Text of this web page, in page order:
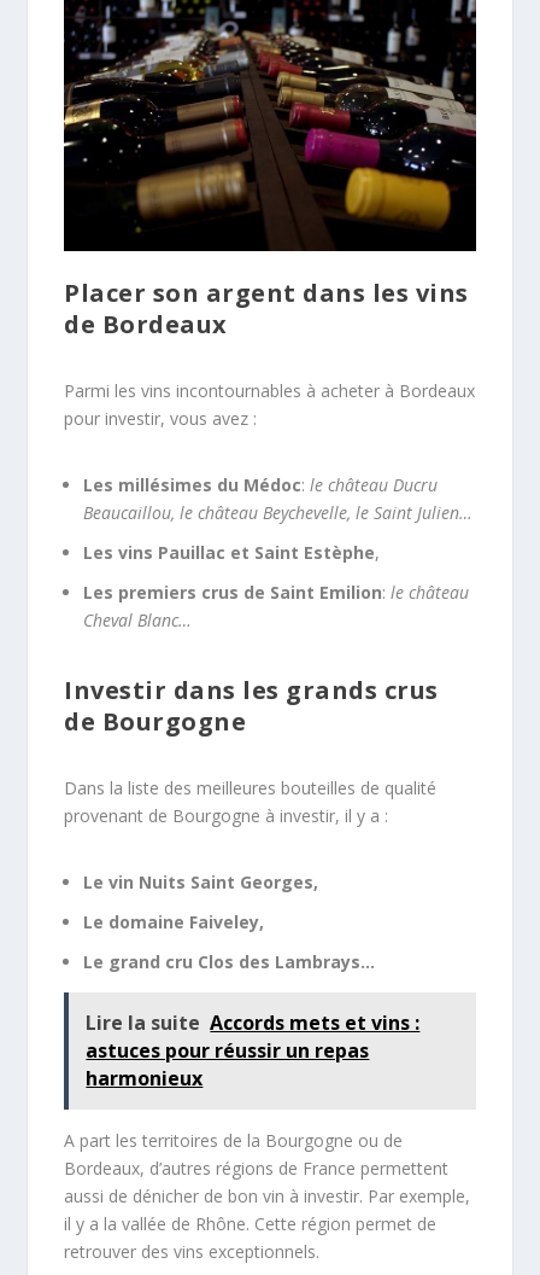
Placer son argent dans les vins
de Bordeaux
Parmi les vins incontournables à acheter à Bordeaux
pour investir, vous avez :
Les millésimes du Médoc:le château Ducru
Beaucaillou, le château Beychevelle, le Saint Julien…
Les vins Pauillac et Saint Estèphe,
Les premiers crus de Saint Emilion:le château
Cheval Blanc…
Investir dans les grands crus
de Bourgogne
Dans la liste des meilleures bouteilles de qualité
provenant de Bourgogne à investir, il y a :
Le vin Nuits Saint Georges,
Le domaine Faiveley,
Le grand cru Clos des Lambrays…
Lire la suite Accords mets et vins :
astuces pour réussir un repas
harmonieux
A part les territoires de la Bourgogne ou de
Bordeaux, d’autres régions de France permettent
aussi de dénicher de bon vin à investir. Par exemple,
il y a la vallée de Rhône. Cette région permet de
retrouver des vins exceptionnels.